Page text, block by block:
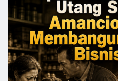
Tumbuh 5,29
Hidup Masih
Ketika
Ekonomi
Menjadi